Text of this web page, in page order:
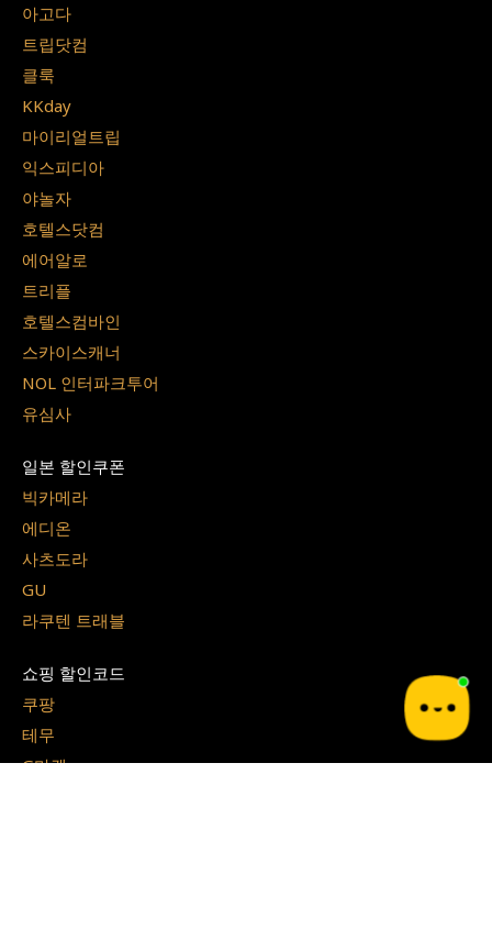
아고다
트립닷컴
클룩
KKday
마이리얼트립
익스피디아
야놀자
호텔스닷컴
에어알로
트리플
호텔스컴바인
스카이스캐너
NOL 인터파크투어
유심사
일본 할인쿠폰
빅카메라
에디온
사츠도라
GU
라쿠텐 트래블
쇼핑 할인코드
쿠팡
테무
G마켓